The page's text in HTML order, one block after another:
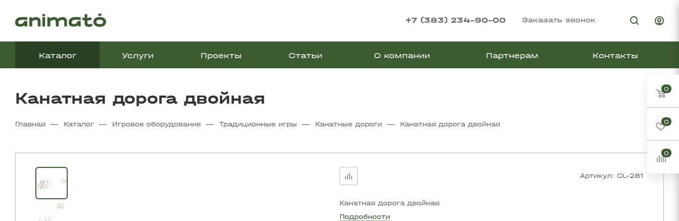
+7 (383) 234-90-00 Заказать звонок
Каталог Услуги Проекты Статьи О компании Партнерам Контакты
Канатная дорога двойная
Главная — Каталог — Игровое оборудование — Традиционные игры — Канатные дороги — Канатная дорога двойная
Артикул: CL-281
Канатная дорога двойная
Подробности
0
0
0